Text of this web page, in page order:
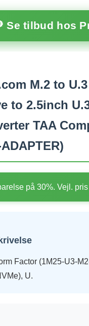
Se tilbud hos
M.2 to
to 2.5inch
TAA
på 30%. Vejl.
Factor (1M25-U3-
U.